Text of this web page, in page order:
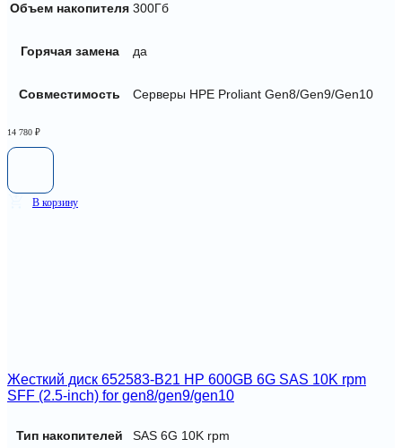
Объем накопителя 300Гб
Горячая замена да
Совместимость Серверы HPE Proliant Gen8/Gen9/Gen10
14 780 ₽
В корзину
Жесткий диск 652583-B21 HP 600GB 6G SAS 10K rpm
SFF (2.5-inch) for gen8/gen9/gen10
Тип накопителей SAS 6G 10K rpm